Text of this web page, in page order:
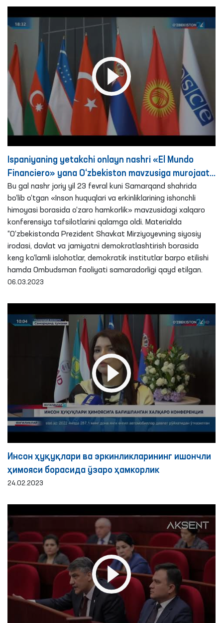
Ispaniyaning yetakchi onlayn nashri «El Mundo
Financiero» yana O‘zbekiston mavzusiga murojaat
qildi.
Bu gal nashr joriy yil 23 fevral kuni Samarqand shahrida
bo‘lib o‘tgan «Inson huquqlari va erkinliklarining ishonchli
himoyasi borasida o‘zaro hamkorlik» mavzusidagi xalqaro
konferensiya tafsilotlarini qalamga oldi. Materialda
“O‘zbekistonda Prezident Shavkat Mirziyoyevning siyosiy
irodasi, davlat va jamiyatni demokratlashtirish borasida
keng ko‘lamli islohotlar, demokratik institutlar barpo etilishi
hamda Ombudsman faoliyati samaradorligi qayd etilgan.
06.03.2023
Инсон ҳуқуқлари ва эркинликларининг ишончли
ҳимояси борасида ўзаро ҳамкорлик
24.02.2023